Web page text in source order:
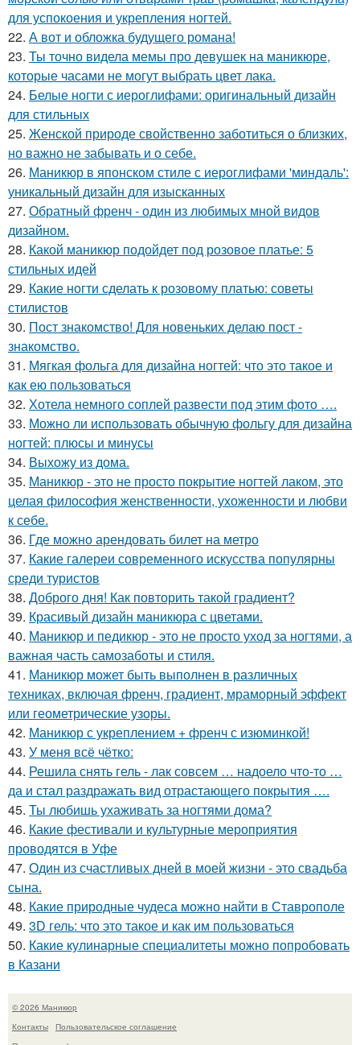
для успокоения и укрепления ногтей.
22. А вот и обложка будущего романа!
23. Ты точно видела мемы про девушек на маникюре,
которые часами не могут выбрать цвет лака.
24. Белые ногти с иероглифами: оригинальный дизайн
для стильных
25. Женской природе свойственно заботиться о близких,
но важно не забывать и о себе.
26. Маникюр в японском стиле с иероглифами 'миндаль':
уникальный дизайн для изысканных
27. Обратный френч - один из любимых мной видов
дизайном.
28. Какой маникюр подойдет под розовое платье: 5
стильных идей
29. Какие ногти сделать к розовому платью: советы
стилистов
30. Пост знакомство! Для новеньких делаю пост -
знакомство.
31. Мягкая фольга для дизайна ногтей: что это такое и
как ею пользоваться
32. Хотела немного соплей развести под этим фото ….
33. Можно ли использовать обычную фольгу для дизайна
ногтей: плюсы и минусы
34. Выхожу из дома.
35. Маникюр - это не просто покрытие ногтей лаком, это
целая философия женственности, ухоженности и любви
к себе.
36. Где можно арендовать билет на метро
37. Какие галереи современного искусства популярны
среди туристов
38. Доброго дня! Как повторить такой градиент?
39. Красивый дизайн маникюра с цветами.
40. Маникюр и педикюр - это не просто уход за ногтями, а
важная часть самозаботы и стиля.
41. Маникюр может быть выполнен в различных
техниках, включая френч, градиент, мраморный эффект
или геометрические узоры.
42. Маникюр с укреплением + френч с изюминкой!
43. У меня всё чётко:
44. Решила снять гель - лак совсем … надоело что-то …
да и стал раздражать вид отрастающего покрытия ….
45. Ты любишь ухаживать за ногтями дома?
46. Какие фестивали и культурные мероприятия
проводятся в Уфе
47. Один из счастливых дней в моей жизни - это свадьба
сына.
48. Какие природные чудеса можно найти в Ставрополе
49. 3D гель: что это такое и как им пользоваться
50. Какие кулинарные специалитеты можно попробовать
в Казани
© 2026 Маникюр
Контакты
Пользовательское соглашение